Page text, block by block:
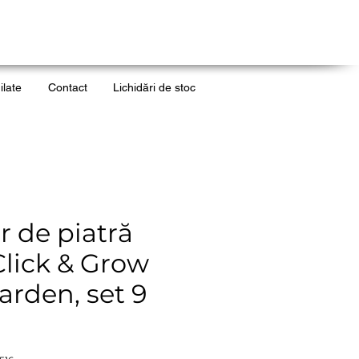
Contact Lichidări de stoc
de piatră
& Grow
set 9